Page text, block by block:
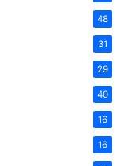
48
31
29
40
16
16